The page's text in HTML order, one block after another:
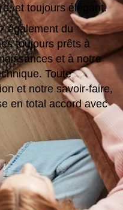
et toujours élégant.
également du
toujours prêts à
et à notre
Toute
et notre savoir-faire,
en total accord avec